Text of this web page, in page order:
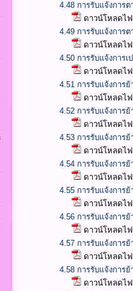
4.48 การรับแจ้งการ
ดาวน์โหลดไ
4.49 การรับแจ้งการ
ดาวน์โหลดไ
4.50 การรับแจ้งการ
ดาวน์โหลดไ
4.51 การรับแจ้งการ
ดาวน์โหลดไ
4.52 การรับแจ้งการย้
ดาวน์โหลดไ
4.53 การรับแจ้งการ
ดาวน์โหลดไ
4.54 การรับแจ้งการ
ดาวน์โหลดไ
4.55 การรับแจ้งการ
ดาวน์โหลดไ
4.56 การรับแจ้งการ
ดาวน์โหลดไ
4.57 การรับแจ้งการ
ดาวน์โหลดไ
4.58 การรับแจ้งการ
ดาวน์โหลดไ